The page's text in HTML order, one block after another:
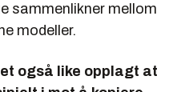
sammenlikner mellom
modeller.
også like opplagt at